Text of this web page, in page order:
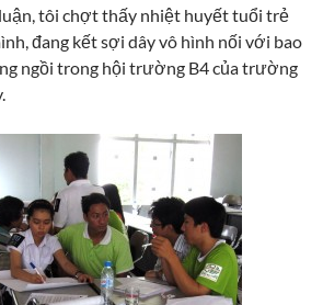
luận, tôi chợt thấy nhiệt huyết tuổi trẻ
đang kết sợi dây vô hình nối với bao
ngồi trong hội trường B4 của trường